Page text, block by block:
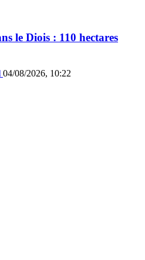
le Diois : 110 hectares
04/08/2026, 10:22